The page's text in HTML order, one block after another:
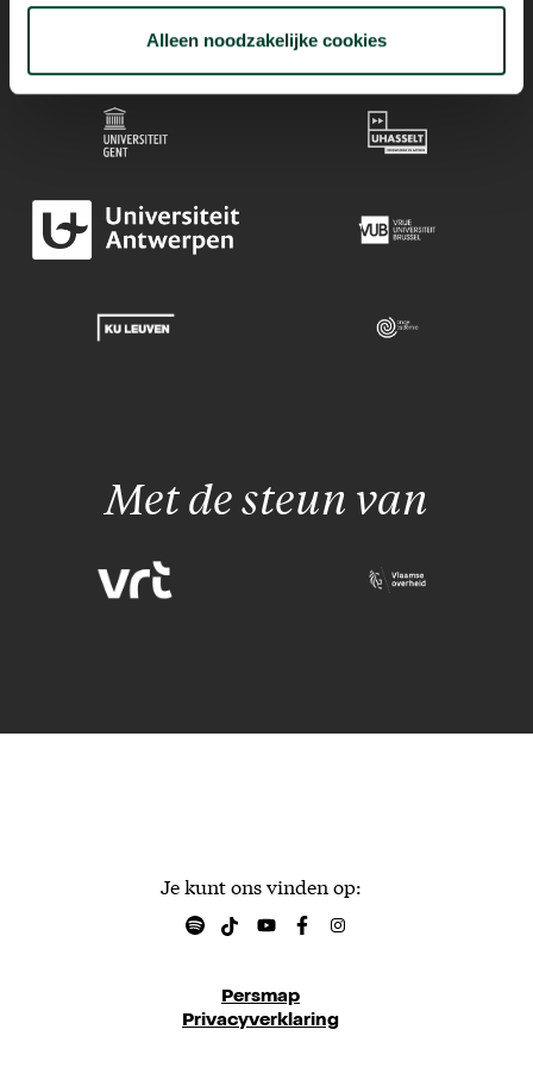
Alleen noodzakelijke cookies
Mogelijk dankzij
Met de steun van
Je kunt ons vinden op:
Persmap
Privacyverklaring